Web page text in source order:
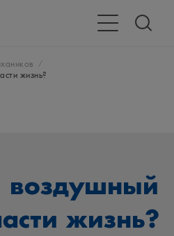
Переключение
жизнь?
жизнь?